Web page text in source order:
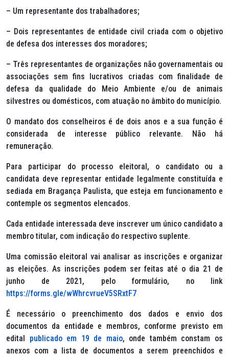
– Um representante dos trabalhadores;
– Dois representantes de entidade civil criada com o objetivo
de defesa dos interesses dos moradores;
– Três representantes de organizações não governamentais ou
associações sem fins lucrativos criadas com finalidade de
defesa da qualidade do Meio Ambiente e/ou de animais
silvestres ou domésticos, com atuação no âmbito do município.
O mandato dos conselheiros é de dois anos e a sua função é
considerada de interesse público relevante. Não há
remuneração.
Para participar do processo eleitoral, o candidato ou a
candidata deve representar entidade legalmente constituída e
sediada em Bragança Paulista, que esteja em funcionamento e
contemple os segmentos elencados.
Cada entidade interessada deve inscrever um único candidato a
membro titular, com indicação do respectivo suplente.
Uma comissão eleitoral vai analisar as inscrições e organizar
as eleições. As inscrições podem ser feitas até o dia 21 de
junho de 2021, pelo formulário, no link
https://forms.gle/wWhrcvrueV5SRxtF7
É necessário o preenchimento dos dados e envio dos
documentos da entidade e membros, conforme previsto em
edital publicado em 19 de maio, onde também constam os
anexos com a lista de documentos a serem preenchidos e